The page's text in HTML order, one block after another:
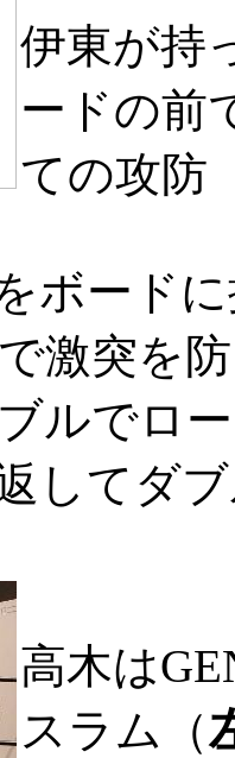
伊東が持
ードの前
ての攻防
ボード
激突を
ルでロ
してダ
高木は
スラム（